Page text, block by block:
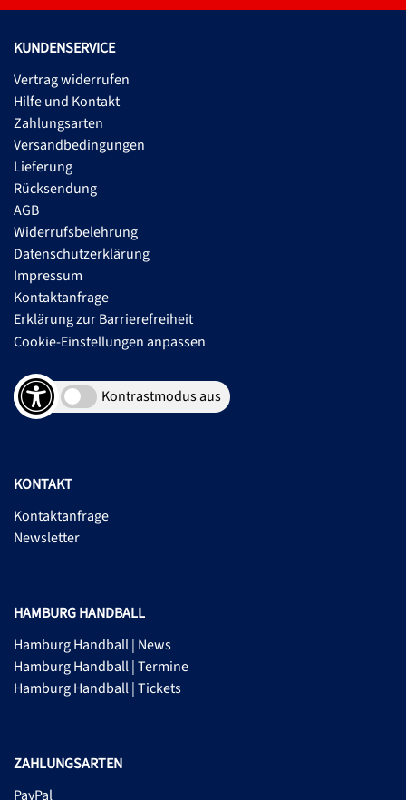
KUNDENSERVICE
Vertrag widerrufen
Hilfe und Kontakt
Zahlungsarten
Versandbedingungen
Lieferung
Rücksendung
AGB
Widerrufsbelehrung
Datenschutzerklärung
Impressum
Kontaktanfrage
Erklärung zur Barrierefreiheit
Cookie-Einstellungen anpassen
Kontrastmodus aus
KONTAKT
Kontaktanfrage
Newsletter
HAMBURG HANDBALL
Hamburg Handball | News
Hamburg Handball | Termine
Hamburg Handball | Tickets
ZAHLUNGSARTEN
PayPal